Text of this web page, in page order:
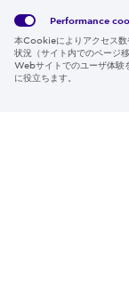
Policy
Performance
本Cookieによりアクセス数
状況（サイト内でのページ
Webサイトでのユーザ体験
に役立ちます。